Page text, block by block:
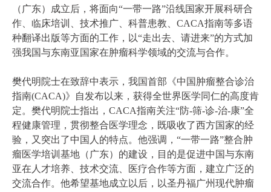
（广东）成立后，将面向“一带一路”沿线国家开展科研合
作、临床培训、技术推广、科普患教、CACA指南等多语
种翻译出版等方面的工作，以“走出去、请进来”的方式加
强我国与东南亚国家在肿瘤科学领域的交流与合作。
樊代明院士在致辞中表示，我国首部《中国肿瘤整合诊治
指南(CACA)》自发布以来，获得全世界医学同仁的高度肯
定。樊代明院士指出，CACA指南关注“防-筛-诊-治-康”全
程健康管理，贯彻整合医学理念，既吸收了西方国家的经
验，又突出了中国人的特点。他强调，“一带一路”整合肿
瘤医学培训基地（广东）的建设，目的是促进中国与东南
亚在人才培养、技术交流、医疗合作等方面，建立广泛的
交流合作。他希望基地成立以后，以圣丹福广州现代肿瘤